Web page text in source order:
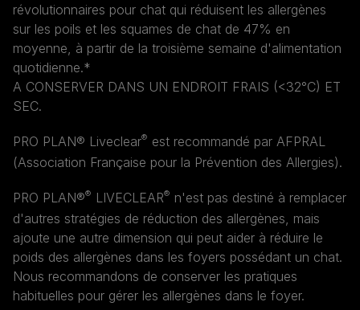
révolutionnaires pour chat qui réduisent les allergènes
sur les poils et les squames de chat de 47% en
moyenne, à partir de la troisième semaine d'alimentation
quotidienne.*
A CONSERVER DANS UN ENDROIT FRAIS (<32°C) ET
SEC.
PRO PLAN® Liveclear® est recommandé par AFPRAL
(Association Française pour la Prévention des Allergies).
PRO PLAN®® LIVECLEAR® n'est pas destiné à remplacer
d'autres stratégies de réduction des allergènes, mais
ajoute une autre dimension qui peut aider à réduire le
poids des allergènes dans les foyers possédant un chat.
Nous recommandons de conserver les pratiques
habituelles pour gérer les allergènes dans le foyer.